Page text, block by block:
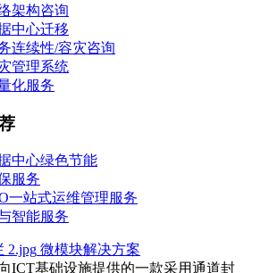
架构咨询
中心迁移
连续性/容灾咨询
管理系统
化服务
中心绿色节能
服务
一站式运维管理服务
智能服务
微模块解决方案
ICT基础设施提供的一款采用通道封